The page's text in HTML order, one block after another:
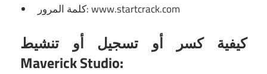
كلمة المرور: www.startcrack.com
كيفية كسر أو تسجيل أو تنشيط
Maverick Studio: